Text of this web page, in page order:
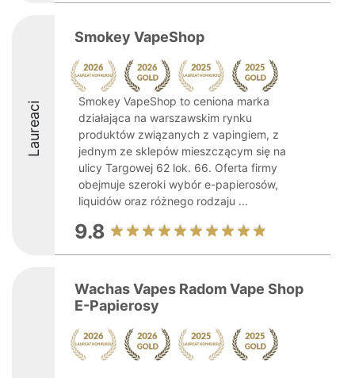
Laureaci
Smokey VapeShop
Smokey VapeShop to ceniona marka
działająca na warszawskim rynku
produktów związanych z vapingiem, z
jednym ze sklepów mieszczącym się na
ulicy Targowej 62 lok. 66. Oferta firmy
obejmuje szeroki wybór e-papierosów,
liquidów oraz różnego rodzaju ...
9.8
Wachas Vapes Radom Vape Shop
E-Papierosy